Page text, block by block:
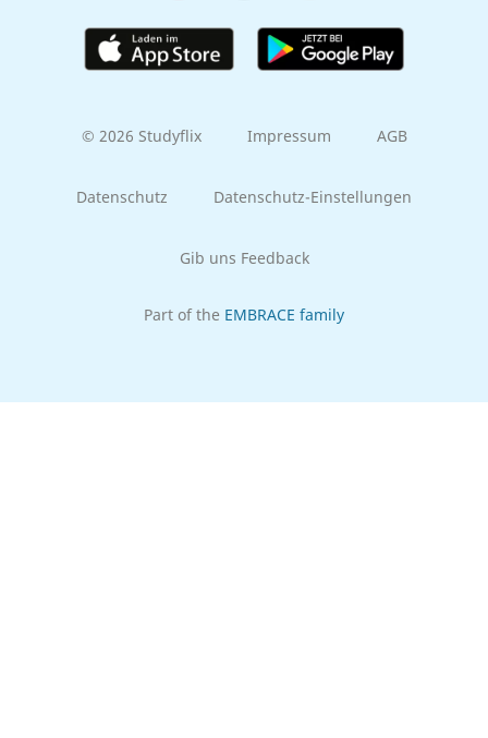
© 2026 Studyflix Impressum AGB
Datenschutz Datenschutz-Einstellungen
Gib uns Feedback
Part of the EMBRACE family